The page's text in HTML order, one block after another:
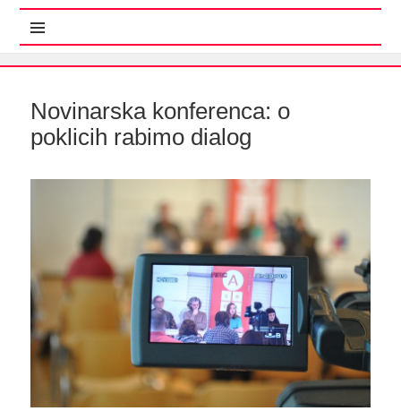
Novinarska konferenca: o
poklicih rabimo dialog